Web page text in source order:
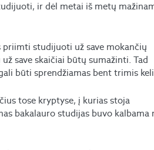
ir dėl metai iš metų
studijuoti už save mokančių
save skaičiai būtų sumažinti. Tad
būti sprendžiamas bent trimis
tose kryptyse, į kurias stoja
bakalauro studijas buvo kalbama